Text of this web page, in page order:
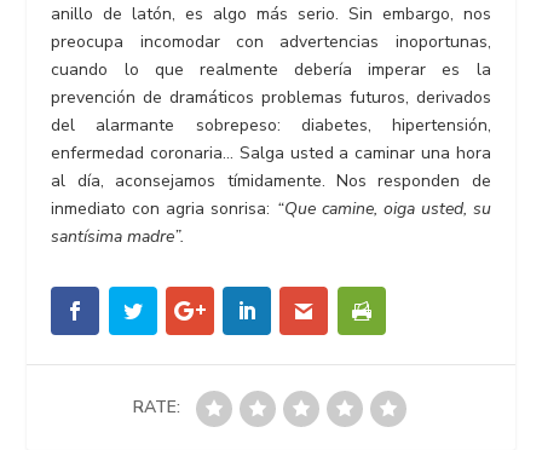
anillo de latón, es algo más serio. Sin embargo, nos
preocupa incomodar con advertencias inoportunas,
cuando lo que realmente debería imperar es la
prevención de dramáticos problemas futuros, derivados
del alarmante sobrepeso: diabetes, hipertensión,
enfermedad coronaria… Salga usted a caminar una hora
al día, aconsejamos tímidamente. Nos responden de
inmediato con agria sonrisa: “Que camine, oiga usted, su
santísima madre”.
RATE: